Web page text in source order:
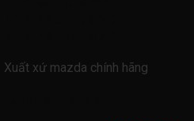
Xuất xứ mazda chính hãng